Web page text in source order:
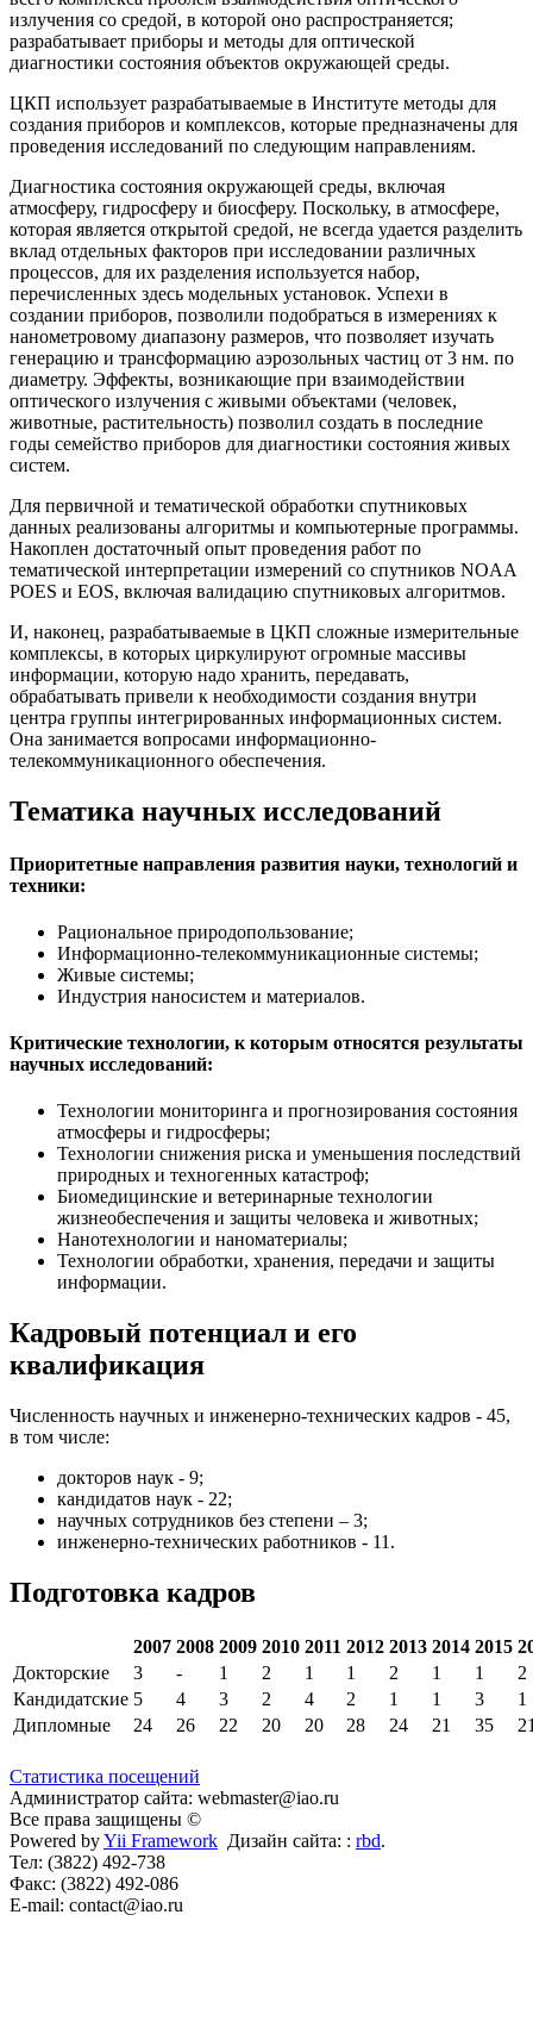
излучения со средой, в которой оно распространяется;
разрабатывает приборы и методы для оптической
диагностики состояния объектов окружающей среды.
ЦКП использует разрабатываемые в Институте методы для
создания приборов и комплексов, которые предназначены для
проведения исследований по следующим направлениям.
Диагностика состояния окружающей среды, включая
атмосферу, гидросферу и биосферу. Поскольку, в атмосфере,
которая является открытой средой, не всегда удается разделить
вклад отдельных факторов при исследовании различных
процессов, для их разделения используется набор,
перечисленных здесь модельных установок. Успехи в
создании приборов, позволили подобраться в измерениях к
нанометровому диапазону размеров, что позволяет изучать
генерацию и трансформацию аэрозольных частиц от 3 нм. по
диаметру. Эффекты, возникающие при взаимодействии
оптического излучения с живыми объектами (человек,
животные, растительность) позволил создать в последние
годы семейство приборов для диагностики состояния живых
систем.
Для первичной и тематической обработки спутниковых
данных реализованы алгоритмы и компьютерные программы.
Накоплен достаточный опыт проведения работ по
тематической интерпретации измерений со спутников NOAA
POES и EOS, включая валидацию спутниковых алгоритмов.
И, наконец, разрабатываемые в ЦКП сложные измерительные
комплексы, в которых циркулируют огромные массивы
информации, которую надо хранить, передавать,
обрабатывать привели к необходимости создания внутри
центра группы интегрированных информационных систем.
Она занимается вопросами информационно-
телекоммуникационного обеспечения.
Тематика научных исследований
Приоритетные направления развития науки, технологий и
техники:
Рациональное природопользование;
Информационно-телекоммуникационные системы;
Живые системы;
Индустрия наносистем и материалов.
Критические технологии, к которым относятся результаты
научных исследований:
Технологии мониторинга и прогнозирования состояния
атмосферы и гидросферы;
Технологии снижения риска и уменьшения последствий
природных и техногенных катастроф;
Биомедицинские и ветеринарные технологии
жизнеобеспечения и защиты человека и животных;
Нанотехнологии и наноматериалы;
Технологии обработки, хранения, передачи и защиты
информации.
Кадровый потенциал и его
квалификация
Численность научных и инженерно-технических кадров - 45,
в том числе:
докторов наук - 9;
кандидатов наук - 22;
научных сотрудников без степени – 3;
инженерно-технических работников - 11.
Подготовка кадров
2007 2008 2009 2010 2011 2012 2013 2014 2015
Докторские
3 - 1 2 1 1 2 1 1
2
Кандидатские 5 4 3 2 4 2 1 1 3
1
Дипломные
24 26 22 20 20 28 24 21 35
Статистика посещений
Администратор сайта: webmaster@iao.ru
Все права защищены ©
Powered byYii Framework Дизайн сайта: : rbd.
Тел: (3822) 492-738
Факс: (3822) 492-086
E-mail: contact@iao.ru